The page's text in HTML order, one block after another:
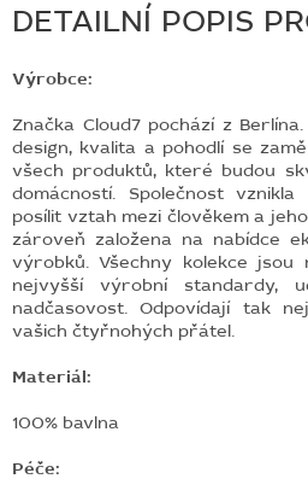
DETAILNÍ POPIS
Výrobce:
Značka Cloud7 pochází z
design, kvalita a pohodlí se
všech produktů, které budou
domácností. Společnost
posílit vztah mezi člověkem a
zároveň založena na nabídce
výrobků. Všechny kolekce
nejvyšší výrobní standardy,
nadčasovost. Odpovídají tak
vašich čtyřnohých přátel.
Materiál:
100% bavlna
Péče: